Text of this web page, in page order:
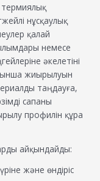
термиялық
нұсқаулық
қалай
немесе
әкелетіні
жиырылуын
таңдауға,
сапаны
профилін құра
айқындайды:
және өндіріс